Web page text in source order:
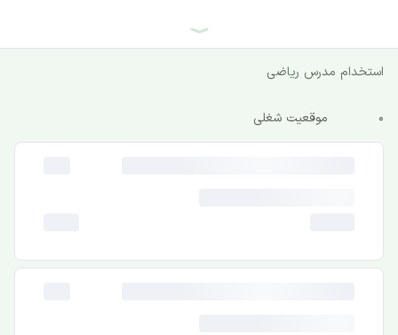
استخدام مدرس ریاضی
0 موقعیت شغلی